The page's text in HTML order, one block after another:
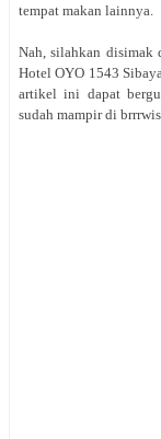
tempat makan lainnya.
Nah, silahkan disimak
Hotel OYO 1543
artikel ini dapat
sudah mampir di